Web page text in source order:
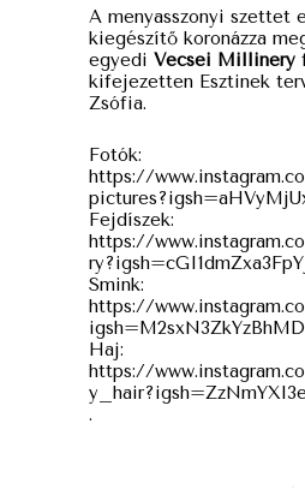
A menyasszonyi szettet
kiegészítő koronázza
egyedi Vecsei Millinery
kifejezetten Esztinek
Zsófia.
Fotók:
https://
Fejdíszek:
https://
Smink:
https://
Haj:
https://
.